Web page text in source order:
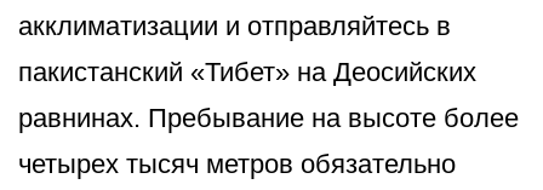
акклиматизации и отправляйтесь в
пакистанский «Тибет» на Деосийских
равнинах. Пребывание на высоте более
четырех тысяч метров обязательно